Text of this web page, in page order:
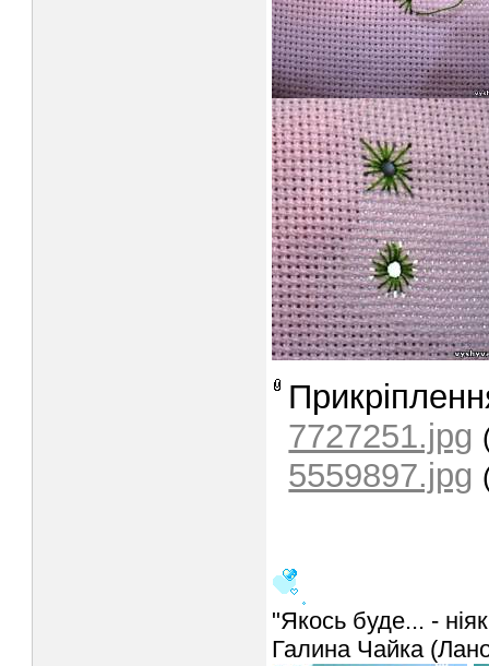
7727251.jpg
5559897.jpg
"Якось буде... -
Галина Чайка